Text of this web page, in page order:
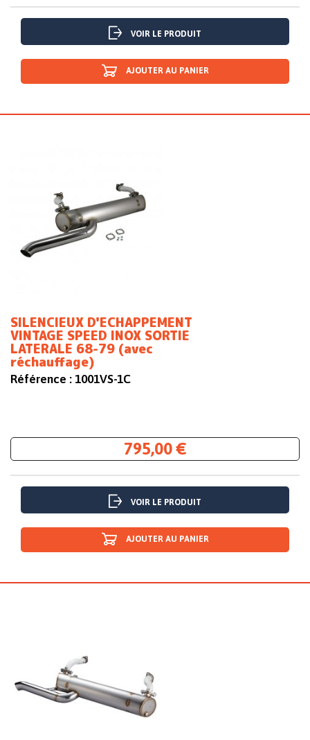
VOIR LE PRODUIT
AJOUTER AU PANIER
SILENCIEUX D'ECHAPPEMENT
VINTAGE SPEED INOX SORTIE
LATERALE 68-79 (avec
réchauffage)
Référence : 1001VS-1C
795,00 €
VOIR LE PRODUIT
AJOUTER AU PANIER